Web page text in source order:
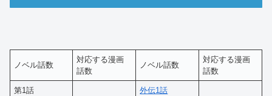
ノベル話数
対応する漫画
話数
ノベル話数
対応する漫画
話数
第1話 外伝1話